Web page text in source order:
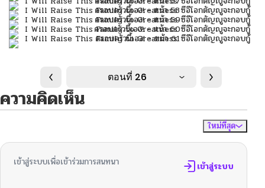
ตอนที่ 26
ความคิดเห็น
ใหม่ที่สุด
เข้าสู่ระบบเพื่อเข้าร่วมการสนทนา เข้าสู่ระบบ